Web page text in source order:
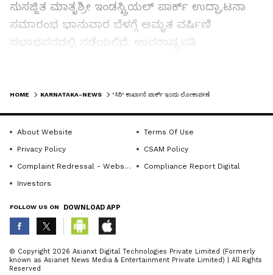
ಸುಸಜ್ಜಿತ ಮಾತೃಶ್ರೀ ಇಂಡಸ್ಟ್ರಿಯಲ್‌ ಪಾರ್ಕ್‌ ಉದ್ಘಾಟನಾ
ಸಮಾರಂಭ ಭಾನುವಾರ ಬೆಳಗ್ಗೆ ಅಮೃತ ವರ್ಷಿಣಿ
ಸಭಾಭವನದಲ್ಲಿ ನಡೆಯಲಿದೆ. ಉಪರಾಷ್ಟ್ರಪತಿ
ಸಮಾರಂಭದ ಅಧ್ಯಕ್ಷತೆಯನ್ನು ಧರ್ಮಸ್ಥಳ ಧರ್ಮಾಧಿಕಾರಿ
ಡಾ। ಡಿ.ವೀರೇಂದ್ರ ಹೆಗ್ಗಡೆ ವಹಿಸುವರು.
ಏನಿದು ಸಿರಿ?:
ವರ್ಗಗಳು, ಪರಿಶಿಷ್ಟ ಜಾತಿಯ ಸಮುದಾಯಗಳು,
ಅಲ್ಪಸಂಖ್ಯಾತರು ಹಾಗೂ ಆರ್ಥಿಕವಾಗಿ ದುರ್ಬಲ
ಮಹಿಳೆಯರಿಗೆ ಗೌರವಯುತ ಜೀವನ, ಉದ್ಯೋಗ,
ಆತ್ಮವಿಶ್ವಾಸ ಮತ್ತು ಆರ್ಥಿಕ ಸ್ವಾವಲಂಬನೆ ಒದಗಿಸುವ
ABOUT THE AUTHOR
K KannadaprabhaNewsNetwork
HOME KARNATAKA-NEWS ‘ಸಿರಿ’ ಕಾರ್ಖಾನೆ ಪಾರ್ಕ್ ಇಂದು ಲೋಕಾರ್ಪಣೆ
About Website
Terms Of Use
Privacy Policy
CSAM Policy
Complaint Redressal - Website
Compliance Report Digital
Investors
FOLLOW US ON DOWNLOAD APP
© Copyright 2026 Asianxt Digital Technologies Private Limited (Formerly
known as Asianet News Media & Entertainment Private Limited) | All Rights
Reserved